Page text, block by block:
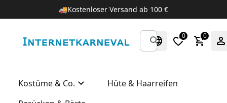
🚚Kostenloser Versand ab 100 €
0 0
Kostüme & Co.
Hüte & Haarreifen